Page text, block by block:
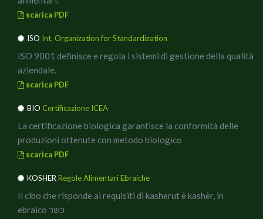
ultimare con delle briciole di ricotta affumicata e servire.
forchetta, in ogni piatto prima mettete del sugo, poi due
o tre nidi di spaghetto, qualche rametto di rosmarino e
delle briciole di Ricotta affumicata.
In abbinamento un buon vino dealcolizzato, ideale anche
Buon Appetito!!
scarica PDF
ISO Int. Organization for Standardization
ISO 9001 definisce e regola i sistemi di gestione della qualità
aziendale.
scarica PDF
BIO Certificazione ICEA
La certificazione biologica garantisce la conformità delle
produzioni ottenute con metodo biologico
scarica PDF
KOSHER Regole Alimentari Ebraiche
Il cibo che risponde ai requisiti di kasherut è kashèr, in
ebraico כָּשֵׁר